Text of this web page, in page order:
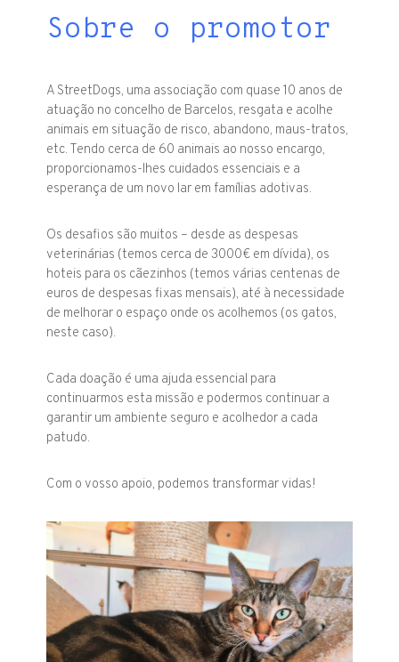
Sobre o promotor
A StreetDogs, uma associação com quase 10 anos de
atuação no concelho de Barcelos, resgata e acolhe
animais em situação de risco, abandono, maus-tratos,
etc. Tendo cerca de 60 animais ao nosso encargo,
proporcionamos-lhes cuidados essenciais e a
esperança de um novo lar em famílias adotivas.
Os desafios são muitos – desde as despesas
veterinárias (temos cerca de 3000€ em dívida), os
hoteis para os cãezinhos (temos várias centenas de
euros de despesas fixas mensais), até à necessidade
de melhorar o espaço onde os acolhemos (os gatos,
neste caso).
Cada doação é uma ajuda essencial para
continuarmos esta missão e podermos continuar a
garantir um ambiente seguro e acolhedor a cada
patudo.
Com o vosso apoio, podemos transformar vidas!